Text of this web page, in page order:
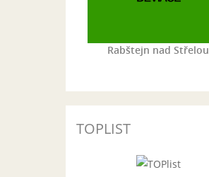
Rabštejn nad Střelou
TOPLIST